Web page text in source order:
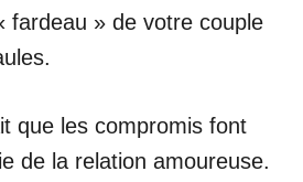
fardeau » de votre couple
que les compromis font
de la relation amoureuse.